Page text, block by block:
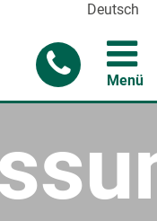
Deutsch
Menü